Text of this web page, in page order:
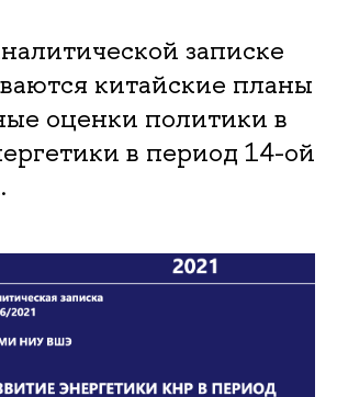
записке
китайские планы
оценки политики в
в период 14-ой